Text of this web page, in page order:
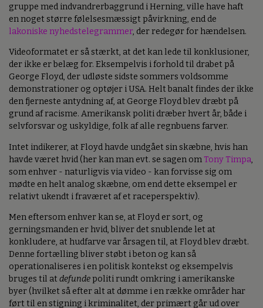
gruppe med indvandrerbaggrund i Herning, ville have haft
en noget større følelsesmæssigt påvirkning, end de
lakoniske nyhedstelegrammer, der redegør for hændelsen.
Videoformatet er så stærkt, at det kan lede til konklusioner,
der ikke er belæg for. Eksempelvis i forhold til drabet på
George Floyd, der udløste sidste sommers voldsomme
demonstrationer og optøjer i USA. Helt banalt findes der ikke
den fjerneste antydning af, at George Floyd blev dræbt på
grund af racisme. Amerikansk politi dræber hvert år, både i
selvforsvar og uskyldige, folk af alle regnbuens farver.
Intet indikerer, at Floyd havde undgået sin skæbne, hvis han
havde været hvid (her kan man evt. se sagen om Tony Timpa,
som enhver - naturligvis via video - kan forvisse sig om
mødte en helt analog skæbne, om end dette eksempel er
relativt ukendt i fraværet af et raceperspektiv).
Men eftersom enhver kan se, at Floyd er sort, og
gerningsmanden er hvid, bliver det snublende let at
konkludere, at hudfarve var årsagen til, at Floyd blev dræbt.
Denne fortælling bliver støbt i beton og kan så
operationaliseres i en politisk kontekst og eksempelvis
bruges til at defundepoliti rundt omkring i amerikanske
byer (hvilket så efter alt at dømme i en række områder har
ført til en stigning i kriminalitet, der primært går ud over